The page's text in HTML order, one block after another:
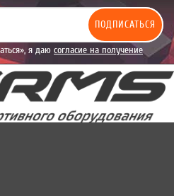
ПОДПИСАТЬСЯ
я даю согласие на получение
характера.